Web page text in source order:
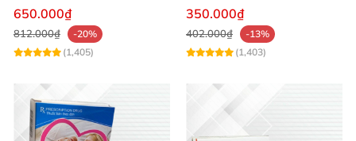
100g tăng cường sinh lực
650.000₫
812.000₫
-20%
(1,405)
thời gian cho Nam hộp 10
350.000₫
402.000₫
-13%
(1,403)